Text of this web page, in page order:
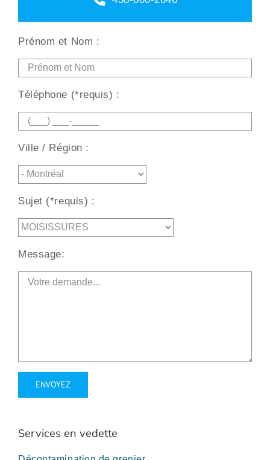
Prénom et Nom :
Téléphone (*requis) :
Ville / Région :
Sujet (*requis) :
Message:
Services en vedette